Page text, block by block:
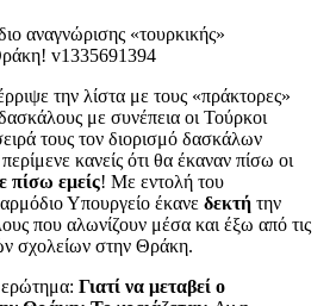
την λίστα με τους «πράκτορες»
με συνέπεια οι Τούρκοι
τους τον διορισμό δασκάλων
κανείς ότι θα έκαναν πίσω οι
πίσω εμείς! Με εντολή του
Υπουργείο έκανε δεκτή την
που αλωνίζουν μέσα και έξω από τις
σχολείων στην Θράκη.
ερώτημα: Γιατί να μεταβεί ο